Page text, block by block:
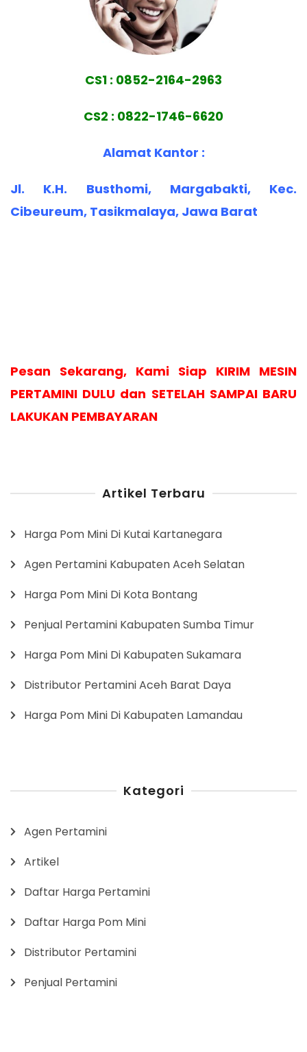
CS1 : 0852-2164-2963
CS2 : 0822-1746-6620
Alamat Kantor :
Jl. K.H. Busthomi, Margabakti, Kec.
Cibeureum, Tasikmalaya, Jawa Barat
Pesan Sekarang, Kami Siap KIRIM MESIN
PERTAMINI DULU dan SETELAH SAMPAI BARU
LAKUKAN PEMBAYARAN
Artikel Terbaru
Harga Pom Mini Di Kutai Kartanegara
Agen Pertamini Kabupaten Aceh Selatan
Harga Pom Mini Di Kota Bontang
Penjual Pertamini Kabupaten Sumba Timur
Harga Pom Mini Di Kabupaten Sukamara
Distributor Pertamini Aceh Barat Daya
Harga Pom Mini Di Kabupaten Lamandau
Kategori
Agen Pertamini
Artikel
Daftar Harga Pertamini
Daftar Harga Pom Mini
Distributor Pertamini
Penjual Pertamini